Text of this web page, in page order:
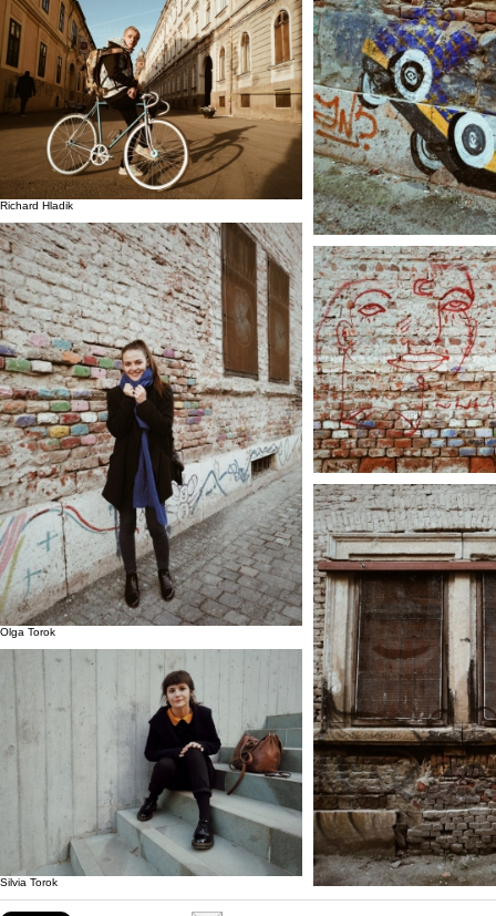
Richard Hladik
Olga Torok
Silvia Torok